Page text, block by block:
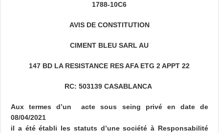
1788-10C6
AVIS DE CONSTITUTION
CIMENT BLEU SARL AU
147 BD LA RESISTANCE RES AFA ETG 2 APPT 22
RC: 503139 CASABLANCA
Aux termes d’un acte sous seing privé en date de
08/04/2021
il a été établi les statuts d’une société à Responsabilité